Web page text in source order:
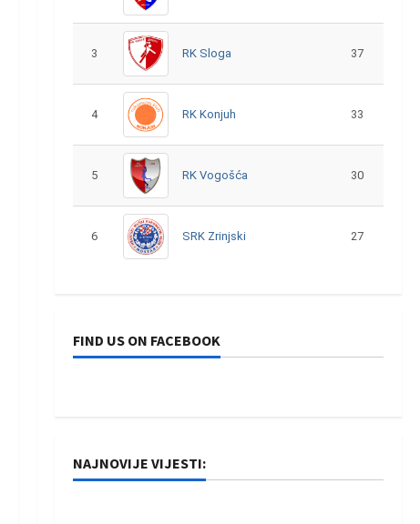
3 RK Sloga 37
4 RK Konjuh 33
5 RK Vogošća 30
6 SRK Zrinjski 27
FIND US ON FACEBOOK
NAJNOVIJE VIJESTI: